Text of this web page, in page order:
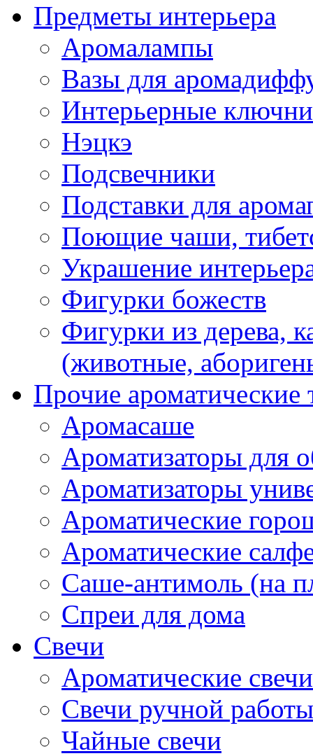
Предметы интерьера
Аромалампы
Вазы для
Интерьерные
Нэцкэ
Подсвечники
Подставки для
Поющие чаши,
Украшение
Фигурки божеств
Фигурки из дерева,
(животные,
Прочие ароматические
Аромасаше
Ароматизаторы для
Ароматизаторы
Ароматические
Ароматические
Саше-антимоль (на
Спреи для дома
Свечи
Ароматические свечи
Свечи ручной работы
Чайные свечи